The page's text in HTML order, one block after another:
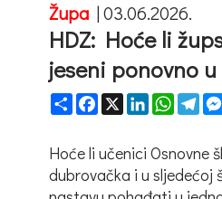
Župa |03.06.2026.
HDZ: Hoće li
jeseni ponovno
ShareFacebook
X LinkedIn
Hoće li učenici Osnovne
dubrovačka i u sljedećoj